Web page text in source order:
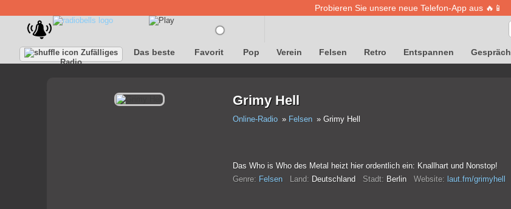
Probieren Sie unsere neue Telefon-App aus 🔥📱
Zufälliges
Radio
Das beste Favorit Pop Verein Felsen Retro Entspannen Gespräch
Grimy Hell
Online-Radio Felsen Grimy Hell
Das Who is Who des Metal heizt hier ordentlich ein: Knallhart und Nonstop!
Genre: Felsen Land: Deutschland Stadt: Berlin Website: laut.fm/grimyhell